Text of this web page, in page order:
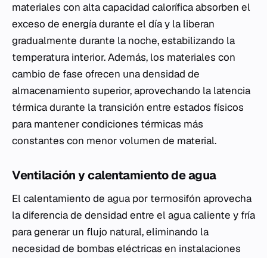
materiales con alta capacidad calorífica absorben el
exceso de energía durante el día y la liberan
gradualmente durante la noche, estabilizando la
temperatura interior. Además, los materiales con
cambio de fase ofrecen una densidad de
almacenamiento superior, aprovechando la latencia
térmica durante la transición entre estados físicos
para mantener condiciones térmicas más
constantes con menor volumen de material.
Ventilación y calentamiento de agua
El calentamiento de agua por termosifón aprovecha
la diferencia de densidad entre el agua caliente y fría
para generar un flujo natural, eliminando la
necesidad de bombas eléctricas en instalaciones